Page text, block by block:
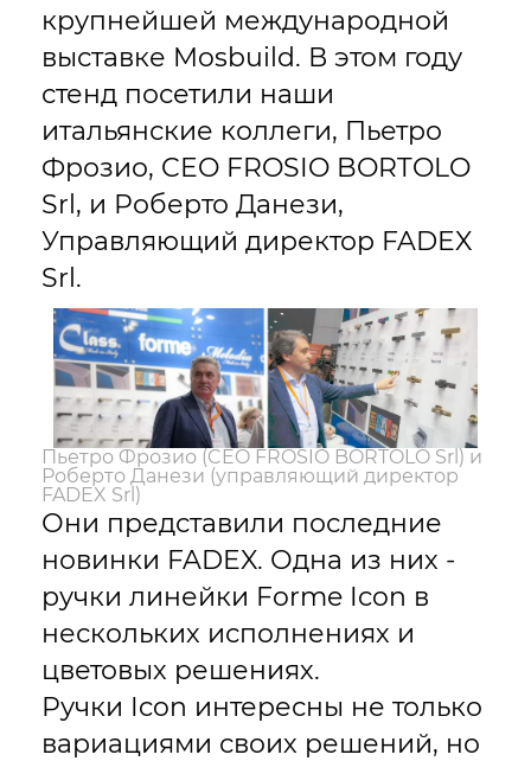
крупнейшей международной
выставке Mosbuild. В этом году
стенд посетили наши
итальянские коллеги, Пьетро
Фрозио, CEO FROSIO BORTOLO
Srl, и Роберто Данези,
Управляющий директор FADEX
Srl.
Пьетро Фрозио (CEO FROSIO BORTOLO Srl) и
Роберто Данези (управляющий директор
FADEX Srl)
Они представили последние
новинки FADEX. Одна из них -
ручки линейки Forme Icon в
нескольких исполнениях и
цветовых решениях.
Ручки Icon интересны не только
вариациями своих решений, но